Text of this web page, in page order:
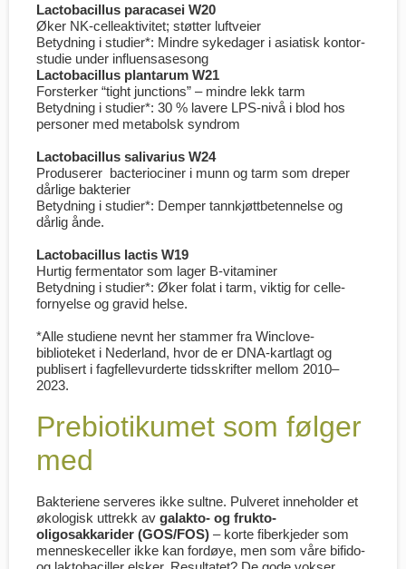
Lactobacillus paracasei W20
Øker NK-celle­aktivitet; støtter luft­veier
Betydning i studier*: Mindre sykedager i asiatisk kontor­
studie under influensa­sesong
Lactobacillus plantarum W21
Forsterker “tight junctions” – mindre lekk tarm
Betydning i studier*: 30 % lavere LPS-nivå i blod hos
personer med metabolsk syndrom
Lactobacillus salivarius W24
Produserer bacteriociner i munn og tarm som dreper
dårlige bakterier
Betydning i studier*: Demper tannkjøtt­betennelse og
dårlig ånde.
Lactobacillus lactis W19
Hurtig fermentator som lager B-vitaminer
Betydning i studier*: Øker folat i tarm, viktig for celle­
fornyelse og gravid helse.
*Alle studiene nevnt her stammer fra Winclove-
biblioteket i Nederland, hvor de er DNA-kartlagt og
publisert i fagfelle­vurderte tidsskrifter mellom 2010–
2023.
Prebiotikumet som følger
med
Bakteriene serveres ikke sultne. Pulveret inneholder et
økologisk uttrekk av galakto- og frukto-
oligosakkarider (GOS/FOS) – korte fiber­kjeder som
menneske­celler ikke kan fordøye, men som våre bifido-